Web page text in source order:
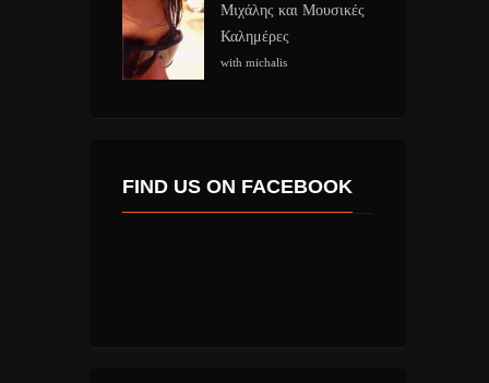
Μιχάλης και Μουσικές
Καλημέρες
with michalis
FIND US ON FACEBOOK